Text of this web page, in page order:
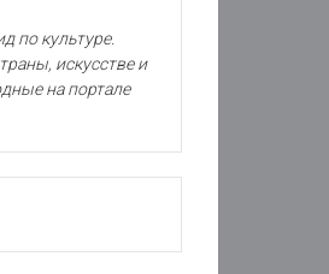
по культуре.
искусстве и
на портале